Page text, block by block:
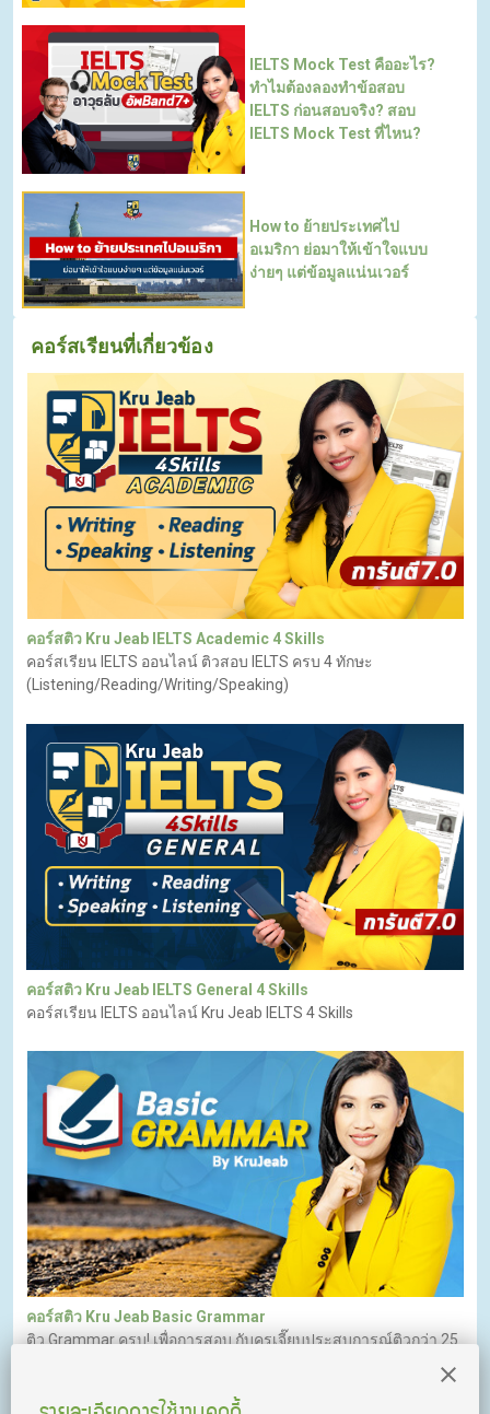
IELTS Mock Test คืออะไร?
ทำไมต้องลองทำข้อสอบ
IELTS ก่อนสอบจริง? สอบ
IELTS Mock Test ที่ไหน?
How to ย้ายประเทศไป
อเมริกา ย่อมาให้เข้าใจแบบ
ง่ายๆ แต่ข้อมูลแน่นเวอร์
คอร์สเรียนที่เกี่ยวข้อง
คอร์สติว Kru Jeab IELTS Academic 4 Skills
คอร์สเรียน IELTS ออนไลน์ ติวสอบ IELTS ครบ 4 ทักษะ
(Listening/Reading/Writing/Speaking)
คอร์สติว Kru Jeab IELTS General 4 Skills
คอร์สเรียน IELTS ออนไลน์ Kru Jeab IELTS 4 Skills
คอร์สติว Kru Jeab Basic Grammar
ติว Grammar ครบ! เพื่อการสอบ กับครูเจี๊ยบประสบการณ์ติวกว่า 25